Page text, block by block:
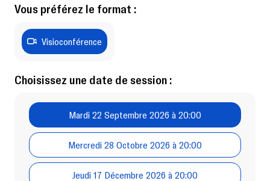
Vous préférez le format :
Visioconférence
Choisissez une date de session :
Mardi 22 Septembre 2026 à 20:00
Mercredi 28 Octobre 2026 à 20:00
Jeudi 17 Décembre 2026 à 20:00